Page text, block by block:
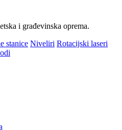
i građevinska oprema.
stanice Niveliri Rotacijski laseri